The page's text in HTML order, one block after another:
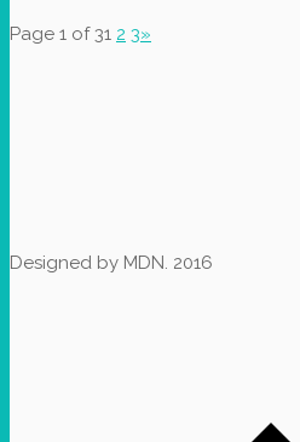
Page 1 of 31 2 3»
Designed by MDN. 2016